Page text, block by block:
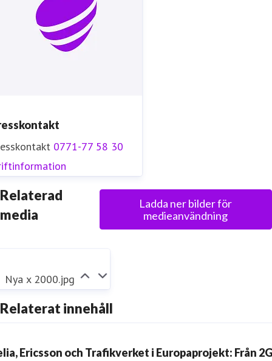
0771-77 58 30
Relaterad
media
Ladda ner bilder för
medieanvändning
Nya x 2000.jpg
Relaterat innehåll
Ericsson och Trafikverket i Europaprojekt: Från